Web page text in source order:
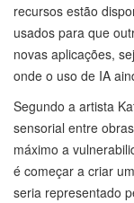
recursos estão
usados para que
novas aplicações,
onde o uso de IA
Segundo a artista
sensorial entre
máximo a
é começar a criar
seria representado